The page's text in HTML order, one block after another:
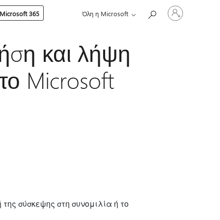
365 Όλη η Microsoft
Είσοδος
στον
και λήψη
Microsoft
σύσκεψης στη συνομιλία ή το